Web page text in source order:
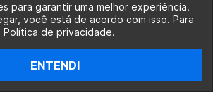
para garantir uma melhor experiência.
você está de acordo com isso. Para
Política de privacidade.
ENTENDI